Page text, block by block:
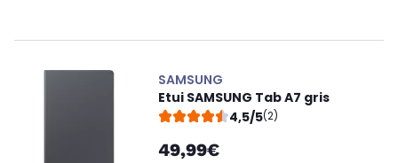
SAMSUNG
Etui SAMSUNG Tab A7 gris
4,5/5(2)
49,99€